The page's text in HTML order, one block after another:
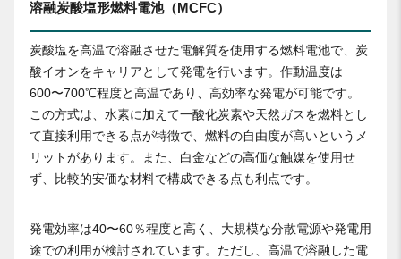
溶融炭酸塩形燃料電池（MCFC）
炭酸塩を高温で溶融させた電解質を使用する燃料電池で、炭
酸イオンをキャリアとして発電を行います。作動温度は
600〜700℃程度と高温であり、高効率な発電が可能です。
この方式は、水素に加えて一酸化炭素や天然ガスを燃料とし
て直接利用できる点が特徴で、燃料の自由度が高いというメ
リットがあります。また、白金などの高価な触媒を使用せ
ず、比較的安価な材料で構成できる点も利点です。
発電効率は40〜60％程度と高く、大規模な分散電源や発電用
途での利用が検討されています。ただし、高温で溶融した電